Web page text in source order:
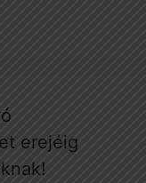
erejéig